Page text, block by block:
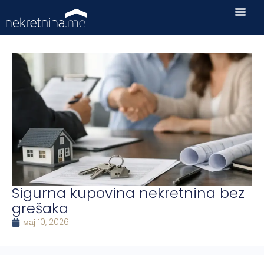
Sigurna kupovina nekretnina bez
grešaka
мај 10, 2026